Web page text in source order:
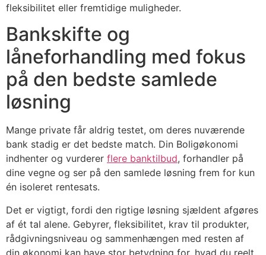
fleksibilitet eller fremtidige muligheder.
Bankskifte og
låneforhandling med fokus
på den bedste samlede
løsning
Mange private får aldrig testet, om deres nuværende
bank stadig er det bedste match. Din Boligøkonomi
indhenter og vurderer flere banktilbud, forhandler på
dine vegne og ser på den samlede løsning frem for kun
én isoleret rentesats.
Det er vigtigt, fordi den rigtige løsning sjældent afgøres
af ét tal alene. Gebyrer, fleksibilitet, krav til produkter,
rådgivningsniveau og sammenhængen med resten af
din økonomi kan have stor betydning for, hvad du reelt